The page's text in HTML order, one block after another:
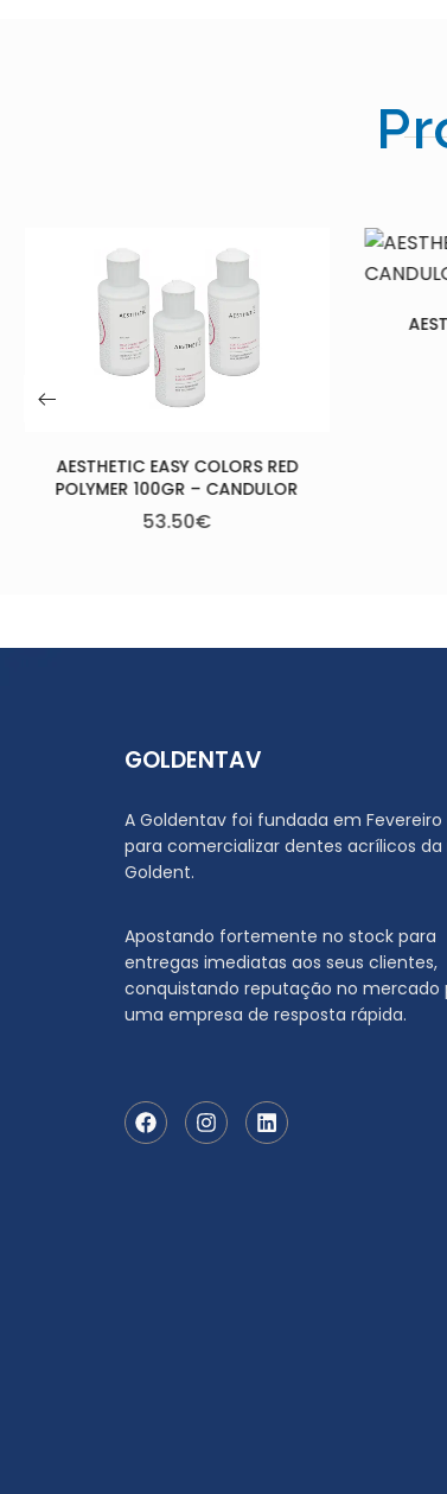
AESTHETIC RED POLYMER –
CANDULOR
61.50€
GOLDENTAV
A Goldentav foi fundada em Fevereiro
para comercializar dentes acrílicos
Goldent.
Apostando fortemente no stock para
entregas imediatas aos seus clientes,
conquistando reputação no mercado
uma empresa de resposta rápida.